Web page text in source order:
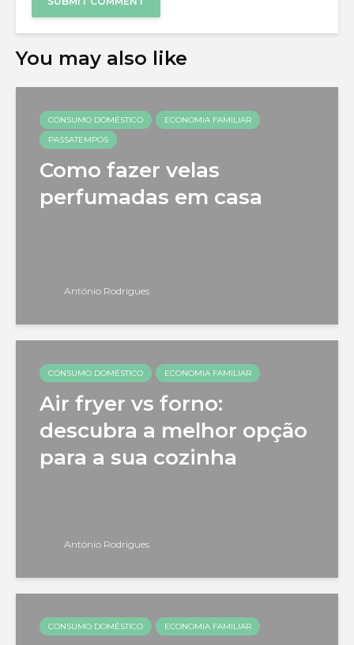
You may also like
CONSUMO DOMÉSTICO
ECONOMIA FAMILIAR
PASSATEMPOS
Como fazer velas
perfumadas em casa
António Rodrigues
CONSUMO DOMÉSTICO ECONOMIA FAMILIAR
Air fryer vs forno:
descubra a melhor opção
para a sua cozinha
António Rodrigues
CONSUMO DOMÉSTICO ECONOMIA FAMILIAR